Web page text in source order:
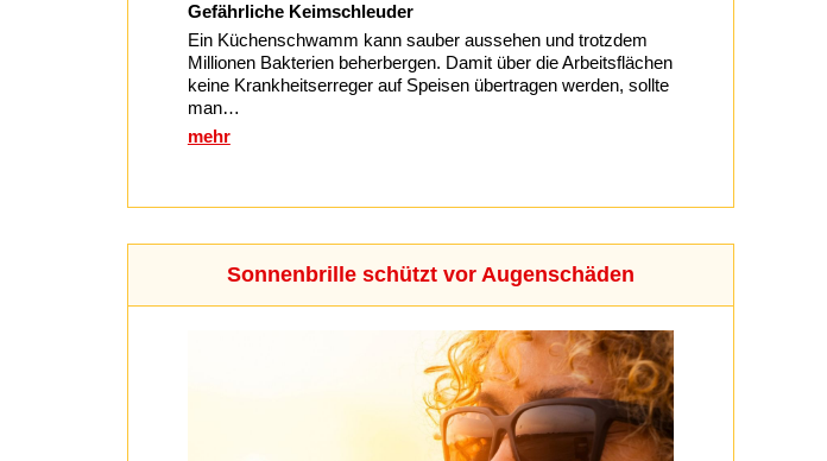
Gefährliche Keimschleuder
Ein Küchenschwamm kann sauber aussehen und trotzdem
Millionen Bakterien beherbergen. Damit über die Arbeitsflächen
keine Krankheitserreger auf Speisen übertragen werden, sollte
man…
mehr
Sonnenbrille schützt vor Augenschäden